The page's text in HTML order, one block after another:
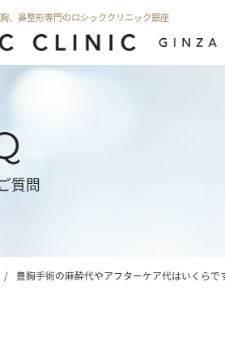
、鼻整形専門のロシッククリニック銀座
質問
/ 豊胸手術の麻酔代やアフターケア代はいくらで